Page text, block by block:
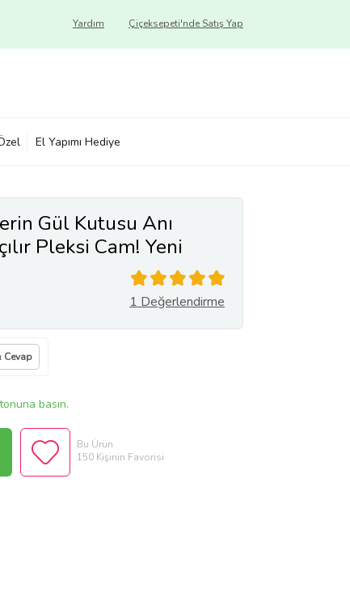
Çiçeksepeti'nde Satış Yap
Yardım
El Yapımı Hediye
Gül Kutusu Anı
Pleksi Cam! Yeni
1 Değerlendirme
Cevap
basın.
Bu Ürün
150 Kişinin Favorisi